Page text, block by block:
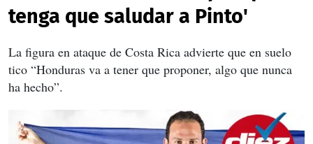
tenga que saludar a Pinto'
La figura en ataque de Costa Rica advierte que en suelo
tico “Honduras va a tener que proponer, algo que nunca
ha hecho”.